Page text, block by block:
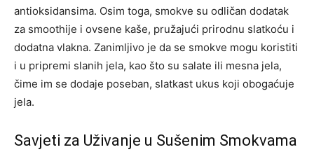
antioksidansima. Osim toga, smokve su odličan dodatak
za smoothije i ovsene kaše, pružajući prirodnu slatkoću i
dodatna vlakna. Zanimljivo je da se smokve mogu koristiti
i u pripremi slanih jela, kao što su salate ili mesna jela,
čime im se dodaje poseban, slatkast ukus koji obogaćuje
jela.
Savjeti za Uživanje u Sušenim Smokvama